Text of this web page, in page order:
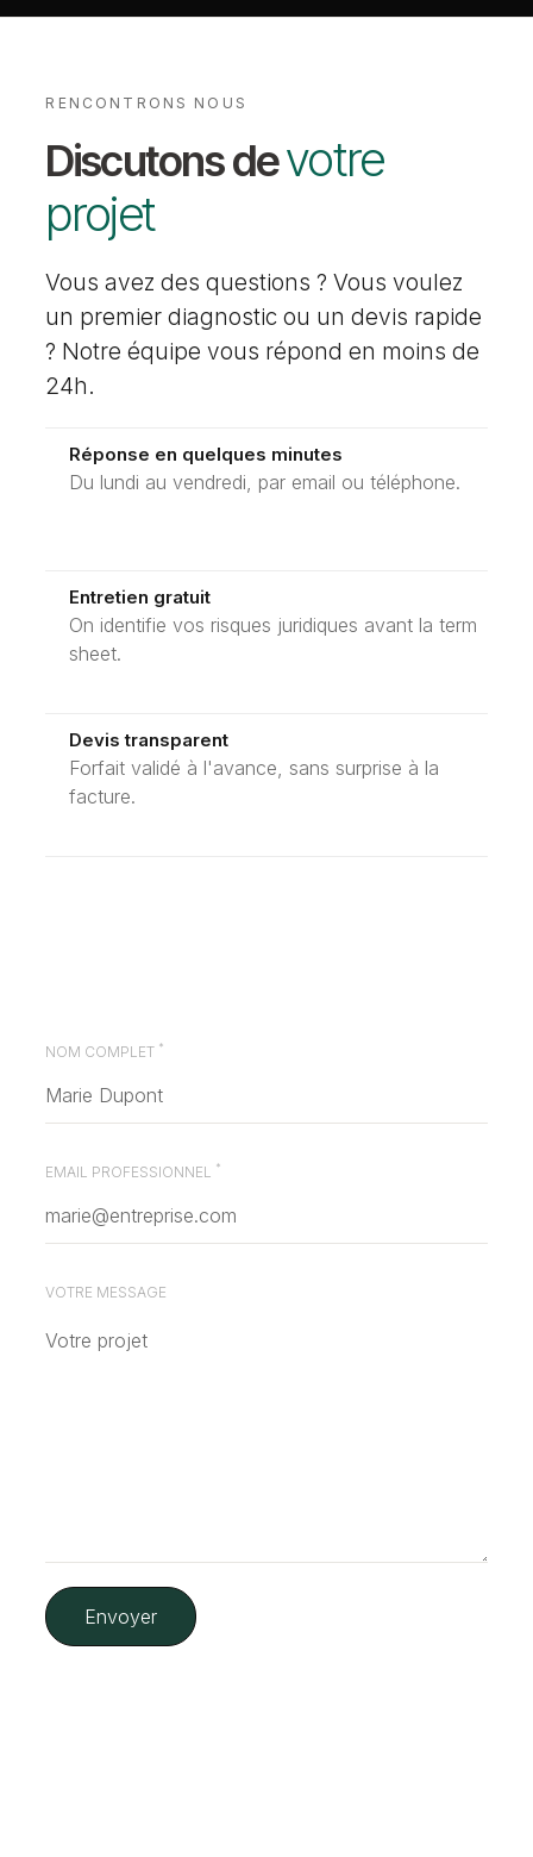
RENCONTRONS NOUS
Discutons devotre
projet
Vous avez des questions ? Vous voulez
un premier diagnostic ou un devis rapide
? Notre équipe vous répond en moins de
24h.
Réponse en quelques minutes
Du lundi au vendredi, par email ou téléphone.
Entretien gratuit
On identifie vos risques juridiques avant la term
sheet.
Devis transparent
Forfait validé à l'avance, sans surprise à la
facture.
NOM COMPLET *
EMAIL PROFESSIONNEL *
VOTRE MESSAGE